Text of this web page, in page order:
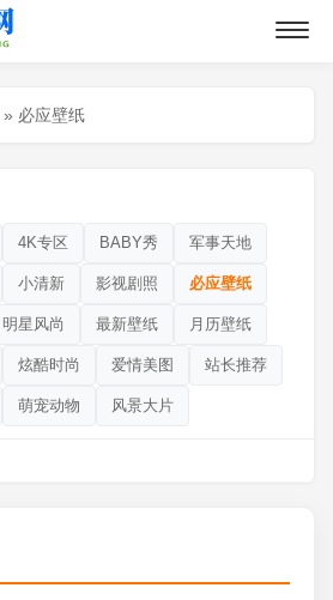
» 必应壁纸
4K专区 BABY秀 军事天地
小清新 影视剧照 必应壁纸
明星风尚 最新壁纸 月历壁纸
炫酷时尚 爱情美图 站长推荐
萌宠动物 风景大片